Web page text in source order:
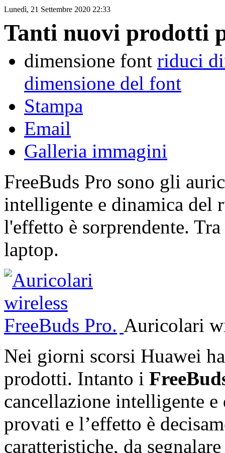
Lunedì, 21 Settembre 2020 22:33
Tanti nuovi prodotti
dimensione font riduci
dimensione del font
Stampa
Email
Galleria immagini
FreeBuds Pro sono gli
intelligente e dinamica del
l'effetto è sorprendente.
laptop.
Auricolari
Nei giorni scorsi Huawei
prodotti. Intanto i
cancellazione intelligente
provati e l’effetto è
caratteristiche, da